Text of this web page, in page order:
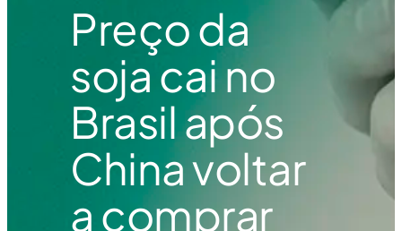
Preço da
soja cai no
Brasil após
China voltar
a comprar